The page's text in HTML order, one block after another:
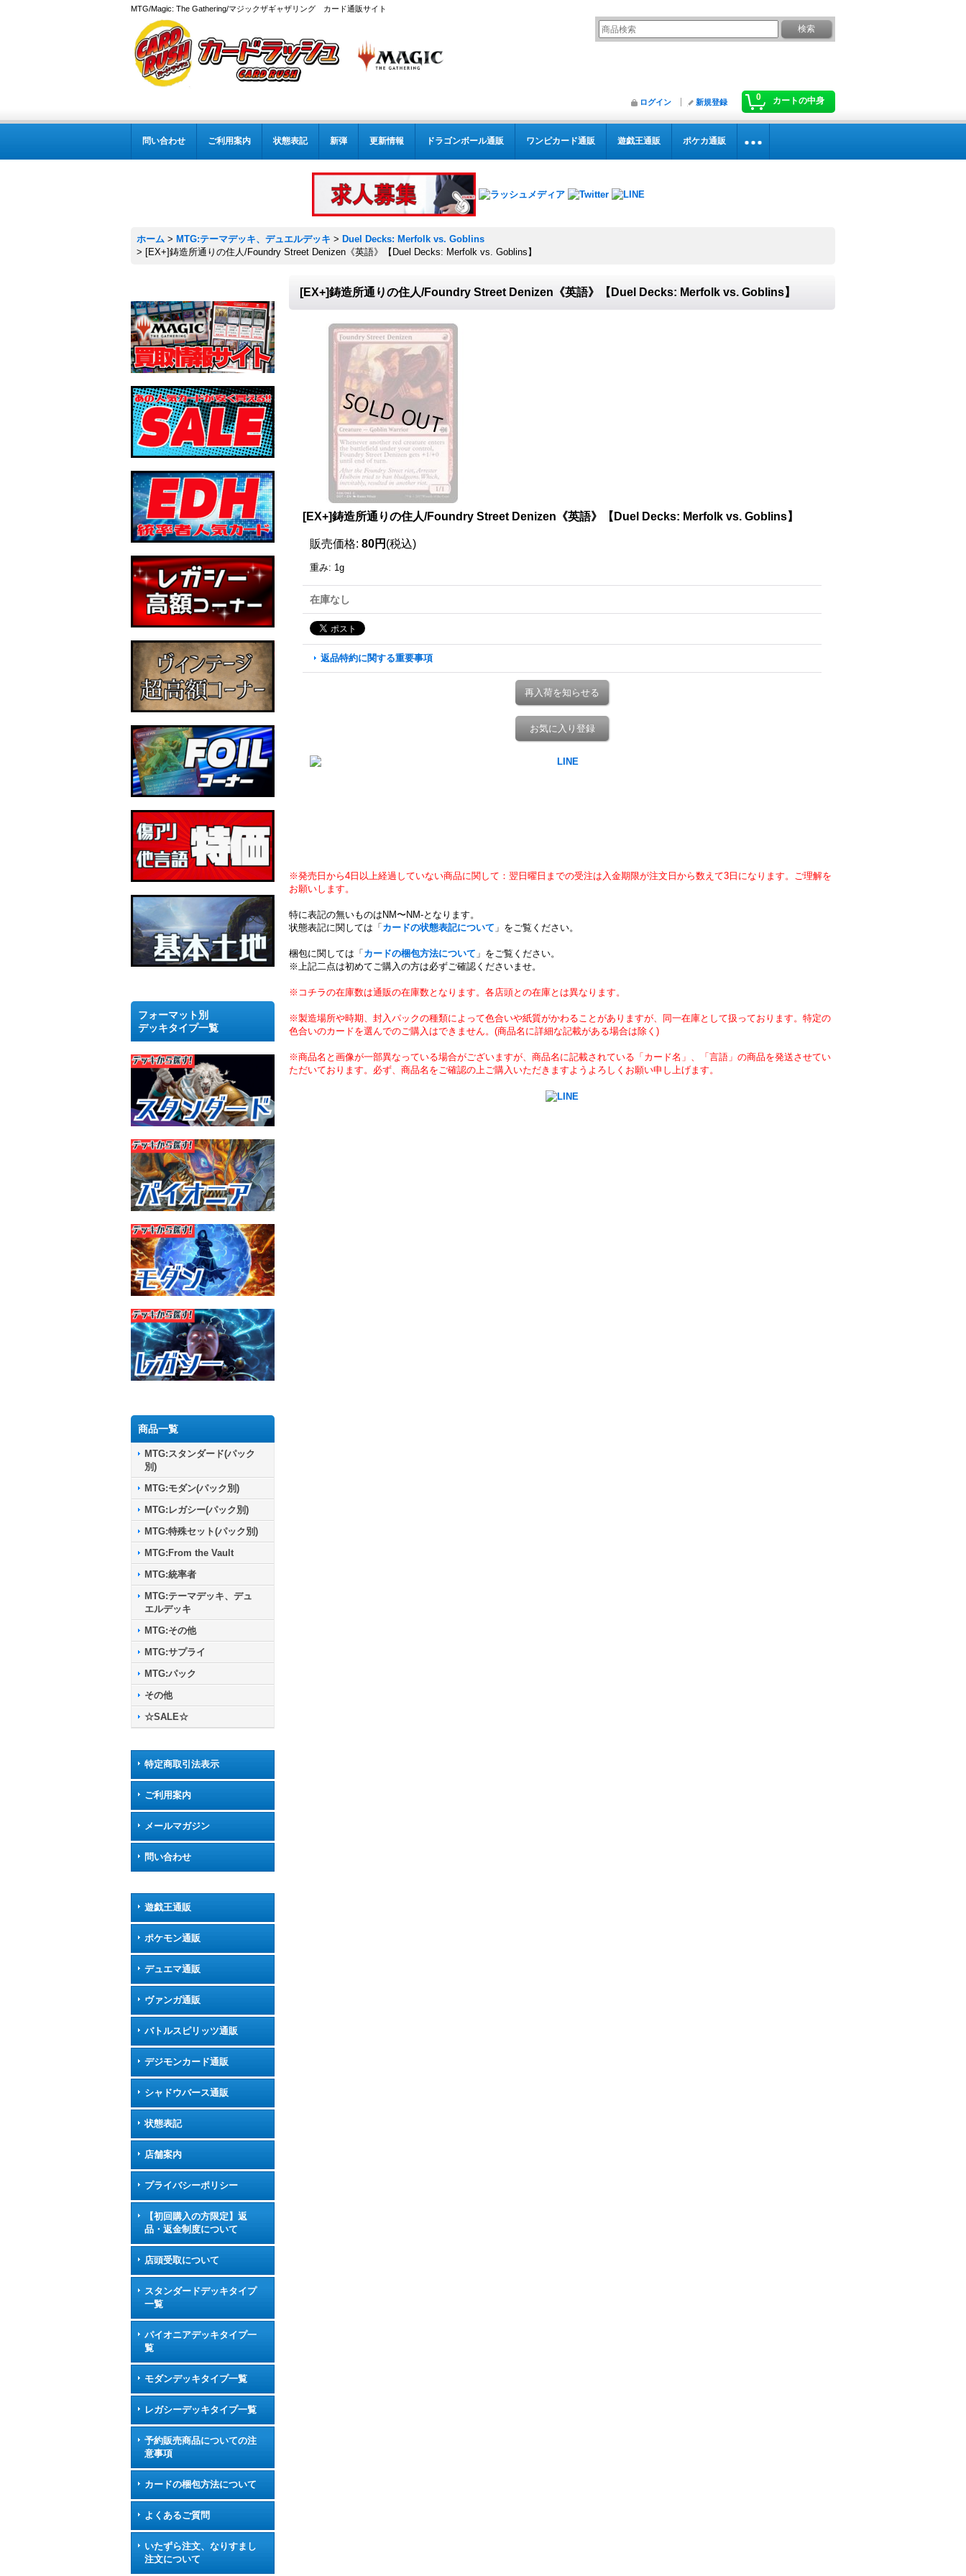
MTG/Magic: The Gathering/マジックザギャザリング カード通販サイト
0 カートの中身
ログイン 新規登録
問い合わせ ご利用案内 状態表記 新弾 更新情報 ドラゴンボール通販 ワンピカード通販 遊戯王通販 ポケカ通販
ホーム > MTG:テーマデッキ、デュエルデッキ > Duel Decks: Merfolk vs. Goblins
> [EX+]鋳造所通りの住人/Foundry Street Denizen《英語》【Duel Decks: Merfolk vs. Goblins】
フォーマット別
デッキタイプ一覧
商品一覧
MTG:スタンダード(パック
別)
MTG:モダン(パック別)
MTG:レガシー(パック別)
MTG:特殊セット(パック別)
MTG:From the Vault
MTG:統率者
MTG:テーマデッキ、デュ
エルデッキ
MTG:その他
MTG:サプライ
MTG:パック
その他
☆SALE☆
特定商取引法表示
ご利用案内
メールマガジン
問い合わせ
遊戯王通販
ポケモン通販
デュエマ通販
ヴァンガ通販
バトルスピリッツ通販
デジモンカード通販
シャドウバース通販
状態表記
店舗案内
プライバシーポリシー
【初回購入の方限定】返
品・返金制度について
店頭受取について
スタンダードデッキタイプ
一覧
パイオニアデッキタイプ一
覧
モダンデッキタイプ一覧
レガシーデッキタイプ一覧
予約販売商品についての注
意事項
カードの梱包方法について
よくあるご質問
いたずら注文、なりすまし
注文について
[EX+]鋳造所通りの住人/Foundry Street Denizen《英語》【Duel Decks: Merfolk vs. Goblins】
[EX+]鋳造所通りの住人/Foundry Street Denizen《英語》【Duel Decks: Merfolk vs. Goblins】
販売価格: 80円 (税込)
重み: 1g
在庫なし
返品特約に関する重要事項
再入荷を知らせる
お気に入り登録
※発売日から4日以上経過していない商品に関して：翌日曜日までの受注は入金期限が注文日から数えて3日になります。ご理解を
お願いします。
特に表記の無いものはNM〜NM-となります。
状態表記に関しては「 カードの状態表記について 」をご覧ください。
梱包に関しては「 カードの梱包方法について 」をご覧ください。
※上記二点は初めてご購入の方は必ずご確認くださいませ。
※コチラの在庫数は通販の在庫数となります。各店頭との在庫とは異なります。
※製造場所や時期、封入パックの種類によって色合いや紙質がかわることがありますが、同一在庫として扱っております。特定の
色合いのカードを選んでのご購入はできません。(商品名に詳細な記載がある場合は除く)
※商品名と画像が一部異なっている場合がございますが、商品名に記載されている「カード名」、「言語」の商品を発送させてい
ただいております。必ず、商品名をご確認の上ご購入いただきますようよろしくお願い申し上げます。